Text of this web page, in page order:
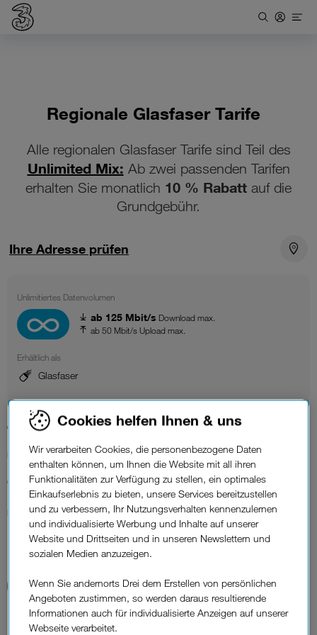
Regionale Glasfaser Tarife
Alle regionalen Glasfaser Tarife sind Teil des
Unlimited Mix: Ab zwei passenden Tarifen
erhalten Sie monatlich 10 % Rabatt auf die
Grundgebühr.
Ihre Adresse prüfen
Unlimitiertes Datenvolumen
ab 125 Mbit/s Download max.
ab 50 Mbit/s Upload max.
Erhältlich als
Glasfaser
45,90 €
Monatlich
99 €
Einmalig
Cookies helfen Ihnen & uns
Wir verarbeiten Cookies, die personenbezogene Daten
enthalten können, um Ihnen die Website mit all ihren
Funktionalitäten zur Verfügung zu stellen, ein optimales
Einkaufserlebnis zu bieten, unsere Services bereitzustellen
und zu verbessern, Ihr Nutzungsverhalten kennenzulernen
und individualisierte Werbung und Inhalte auf unserer
Website und Drittseiten und in unseren Newslettern und
sozialen Medien anzuzeigen.
Wenn Sie andernorts Drei dem Erstellen von persönlichen
Angeboten zustimmen, so werden daraus resultierende
Informationen auch für individualisierte Anzeigen auf unserer
Webseite verarbeitet.